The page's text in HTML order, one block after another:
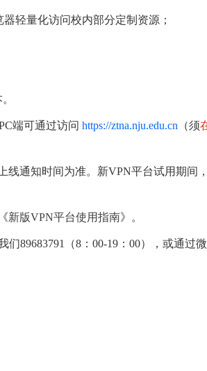
轻量化访问校内部分定制资源；
端可通过访问 https://ztna.nju.edu.cn （须
通知时间为准。新VPN平台试用期间，
新版VPN平台使用指南》。
89683791（8：00-19：00），或通过